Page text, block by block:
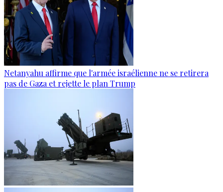
Netanyahu affirme que l'armée israélienne ne se retirera
pas de Gaza et rejette le plan Trump